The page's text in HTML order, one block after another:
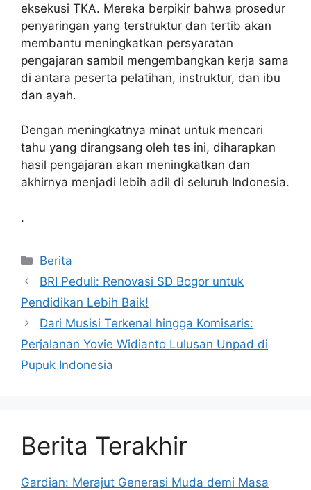
eksekusi TKA. Mereka berpikir bahwa prosedur
penyaringan yang terstruktur dan tertib akan
membantu meningkatkan persyaratan
pengajaran sambil mengembangkan kerja sama
di antara peserta pelatihan, instruktur, dan ibu
dan ayah.
Dengan meningkatnya minat untuk mencari
tahu yang dirangsang oleh tes ini, diharapkan
hasil pengajaran akan meningkatkan dan
akhirnya menjadi lebih adil di seluruh Indonesia.
.
Kategori
Berita
BRI Peduli: Renovasi SD Bogor untuk
Pendidikan Lebih Baik!
Dari Musisi Terkenal hingga Komisaris:
Perjalanan Yovie Widianto Lulusan Unpad di
Pupuk Indonesia
Berita Terakhir
Gardian: Merajut Generasi Muda demi Masa